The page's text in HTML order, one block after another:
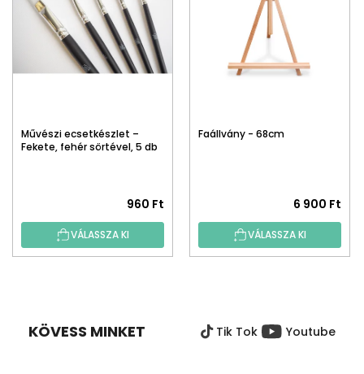
Művészi ecsetkészlet –
Fekete, fehér sörtével, 5 db
960 Ft
VÁLASSZA KI
Faállvány - 68cm
6 900 Ft
VÁLASSZA KI
KÖVESS MINKET Tik Tok Youtube